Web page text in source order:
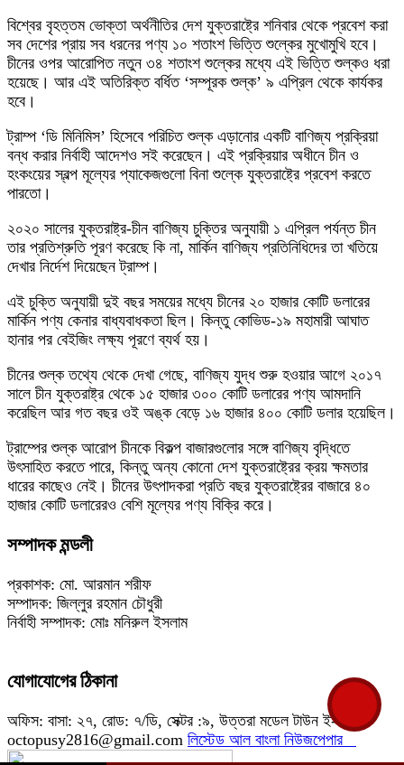
বিশ্বের বৃহত্তম ভোক্তা অর্থনীতির দেশ যুক্তরাষ্ট্রে শনিবার থেকে প্রবেশ করা
সব দেশের প্রায় সব ধরনের পণ্য ১০ শতাংশ ভিত্তি শুল্কের মুখোমুখি হবে।
চীনের ওপর আরোপিত নতুন ৩৪ শতাংশ শুল্কের মধ্যে এই ভিত্তি শুল্কও ধরা
হয়েছে। আর এই অতিরিক্ত বর্ধিত ‘সম্পূরক শুল্ক’ ৯ এপ্রিল থেকে কার্যকর
হবে।
ট্রাম্প ‘ডি মিনিমিস’ হিসেবে পরিচিত শুল্ক এড়ানোর একটি বাণিজ্য প্রক্রিয়া
বন্ধ করার নির্বাহী আদেশও সই করেছেন। এই প্রক্রিয়ার অধীনে চীন ও
হংকংয়ের স্বল্প মূল্যের প্যাকেজগুলো বিনা শুল্কে যুক্তরাষ্ট্রে প্রবেশ করতে
পারতো।
২০২০ সালের যুক্তরাষ্ট্র-চীন বাণিজ্য চুক্তির অনুযায়ী ১ এপ্রিল পর্যন্ত চীন
তার প্রতিশ্রুতি পূরণ করেছে কি না, মার্কিন বাণিজ্য প্রতিনিধিদের তা খতিয়ে
দেখার নির্দেশ দিয়েছেন ট্রাম্প।
এই চুক্তি অনুযায়ী দুই বছর সময়ের মধ্যে চীনের ২০ হাজার কোটি ডলারের
মার্কিন পণ্য কেনার বাধ্যবাধকতা ছিল। কিন্তু কোভিড-১৯ মহামারী আঘাত
হানার পর বেইজিং লক্ষ্য পূরণে ব্যর্থ হয়।
চীনের শুল্ক তথ্যে থেকে দেখা গেছে, বাণিজ্য যুদ্ধ শুরু হওয়ার আগে ২০১৭
সালে চীন যুক্তরাষ্ট্র থেকে ১৫ হাজার ৩০০ কোটি ডলারের পণ্য আমদানি
করেছিল আর গত বছর ওই অঙ্ক বেড়ে ১৬ হাজার ৪০০ কোটি ডলার হয়েছিল।
ট্রাম্পের শুল্ক আরোপ চীনকে বিকল্প বাজারগুলোর সঙ্গে বাণিজ্য বৃদ্ধিতে
উৎসাহিত করতে পারে, কিন্তু অন্য কোনো দেশ যুক্তরাষ্ট্রের ক্রয় ক্ষমতার
ধারের কাছেও নেই। চীনের উৎপাদকরা প্রতি বছর যুক্তরাষ্ট্রের বাজারে ৪০
হাজার কোটি ডলারেরও বেশি মূল্যের পণ্য বিক্রি করে।
সম্পাদক মন্ডলী
প্রকাশক: মো. আরমান শরীফ
সম্পাদক: জিল্লুর রহমান চৌধুরী
নির্বাহী সম্পাদক: মোঃ মনিরুল ইসলাম
যোগাযোগের ঠিকানা
অফিস: বাসা: ২৭, রোড: ৭/ডি, সেক্টর :৯, উত্তরা মডেল টাউন ই-মেইল:
octopusy2816@gmail.com লিস্টেড আল বাংলা নিউজপেপার